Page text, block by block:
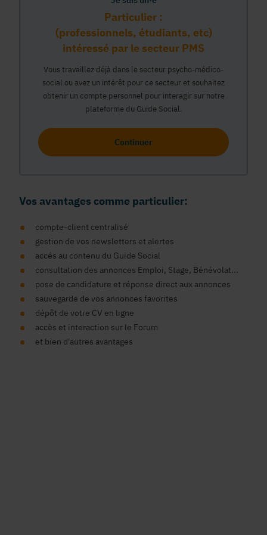
Particulier :
(professionnels, étudiants, etc)
intéressé par le secteur PMS
Vous travaillez déjà dans le secteur psycho-médico-
social ou avez un intérêt pour ce secteur et souhaitez
obtenir un compte personnel pour interagir sur notre
plateforme du Guide Social.
Continuer
Vos avantages comme particulier:
compte-client centralisé
gestion de vos newsletters et alertes
accés au contenu du Guide Social
consultation des annonces Emploi, Stage, Bénévolat...
pose de candidature et réponse direct aux annonces
sauvegarde de vos annonces favorites
dépôt de votre CV en ligne
accès et interaction sur le Forum
et bien d'autres avantages